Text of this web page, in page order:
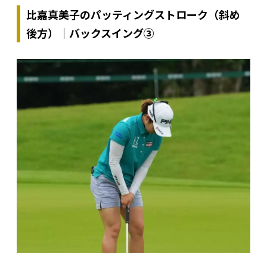
比嘉真美子のパッティングストローク（斜め
後方）｜バックスイング③